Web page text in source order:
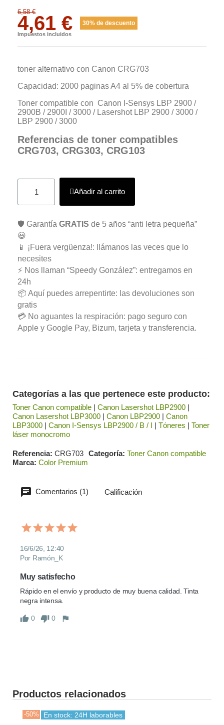
6,58 €
4,61 € 30% de descuento
Impuestos incluidos
toner alternativo con Canon CRG703
Capacidad: 2000 paginas A4 al 5% de cobertura
Toner compatible con Canon I-Sensys LBP 2900 /
2900B / 2900I / 3000 / Lasershot LBP 2900 / 3000 /
LBP 2900 / 3000
Referencias de toner compatibles
CRG703, CRG303, CRG103
Añadir al carrito
🛡️ Garantía GRATIS de 5 años “anti letra pequeña”
😃
📱 ¡Fuera vergüenza!: llámanos las veces que lo
necesites
⚡ Nos llaman “Speedy González”: entregamos en
24h
📦 Aquí puedes arrepentirte: las devoluciones son
gratis
💳 No aguantes la respiración: pago seguro con
Apple y Google Pay, Bizum, tarjeta y transferencia.
Categorías a las que pertenece este producto:
Toner Canon compatible | Canon Lasershot LBP2900 |
Canon Lasershot LBP3000 | Canon LBP2900 | Canon
LBP3000 | Canon I-Sensys LBP2900 / B / I | Tóneres | Toner
láser monocromo
Referencia CRG703 Categoría Toner Canon compatible
Marca Color Premium
Comentarios (1) Calificación
16/6/26, 12:40
Por Ramón_K
Muy satisfecho
Rápido en el envío y producto de muy buena calidad. Tinta
negra intensa.
0 0
Productos relacionados
-50% En stock: 24H laborables